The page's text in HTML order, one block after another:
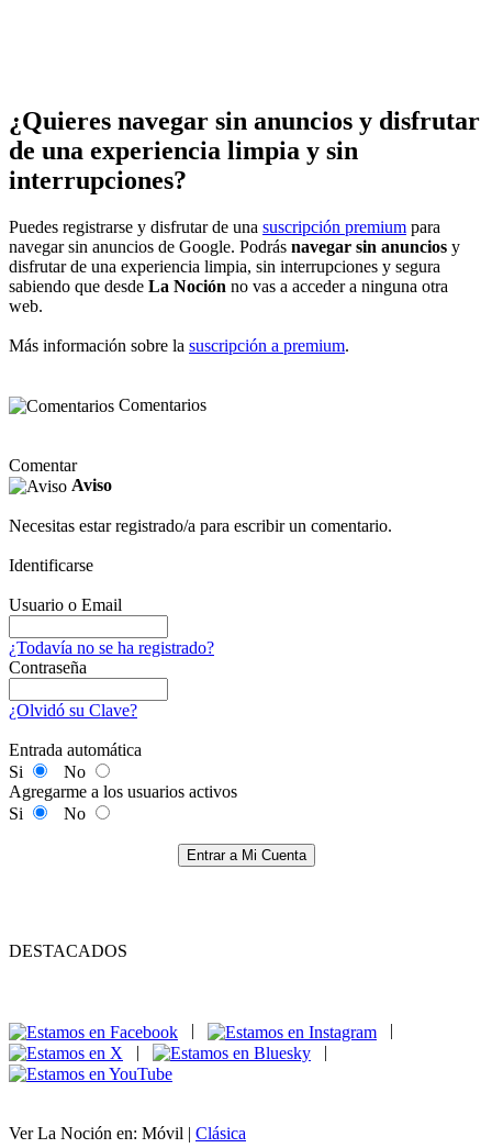
¿Quieres navegar sin anuncios y disfrutar
de una experiencia limpia y sin
interrupciones?
Puedes registrarse y disfrutar de una suscripción premium para
navegar sin anuncios de Google. Podrás navegar sin anuncios y
disfrutar de una experiencia limpia, sin interrupciones y segura
sabiendo que desde La Noción no vas a acceder a ninguna otra
web.
Más información sobre la suscripción a premium.
Comentarios
Comentar
Aviso
Necesitas estar registrado/a para escribir un comentario.
Identificarse
Usuario o Email
¿Todavía no se ha registrado?
Contraseña
¿Olvidó su Clave?
Entrada automática
Si
No
Agregarme a los usuarios activos
Si
No
Entrar a Mi Cuenta
DESTACADOS
|
|
Ver La Noción en: Móvil | Clásica